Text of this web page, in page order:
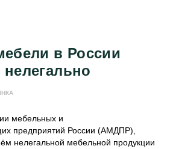
в России
мебельных и
предприятий России (АМДПР),
нелегальной мебельной продукции